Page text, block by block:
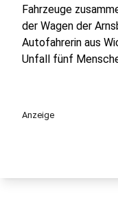
Fahrzeuge
der Wagen der
Autofahrerin aus
Unfall fünf
Anzeige